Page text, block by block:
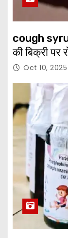
cough
की बिक्री पर
Oct 10, 2025